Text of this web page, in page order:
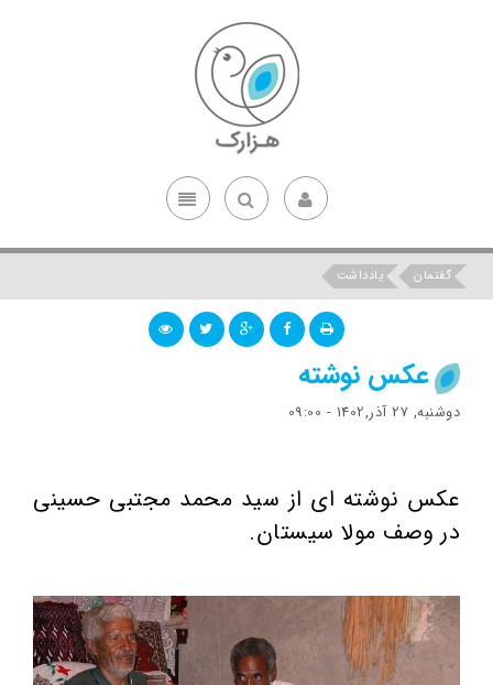
گفتمان یادداشت
عکس نوشته
دوشنبه, 27 آذر,1402 - 09:00
عکس نوشته ای از سید محمد مجتبی حسینی
در وصف مولا سیستان.